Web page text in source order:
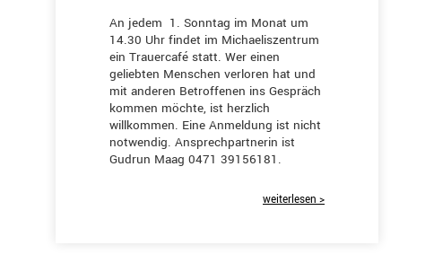
An jedem 1. Sonntag im Monat um
14.30 Uhr findet im Michaeliszentrum
ein Trauercafé statt. Wer einen
geliebten Menschen verloren hat und
mit anderen Betroffenen ins Gespräch
kommen möchte, ist herzlich
willkommen. Eine Anmeldung ist nicht
notwendig. Ansprechpartnerin ist
Gudrun Maag 0471 39156181.
weiterlesen >